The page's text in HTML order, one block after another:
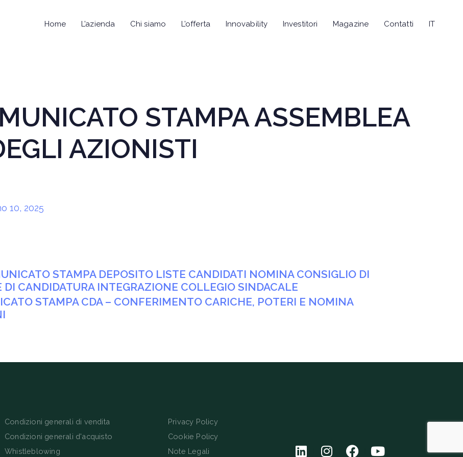
Home L’azienda Chi siamo L’offerta Innovability Investitori Magazine Contatti IT
STAMPA ASSEMBLEA
AZIONISTI
10, 2025
STAMPA DEPOSITO LISTE CANDIDATI NOMINA CONSIGLIO DI
CANDIDATURA INTEGRAZIONE COLLEGIO SINDACALE
STAMPA CDA – CONFERIMENTO CARICHE, POTERI E NOMINA
Condizioni generali di vendita
Condizioni generali d'acquisto
Whistleblowing
Privacy Policy
Cookie Policy
Note Legali